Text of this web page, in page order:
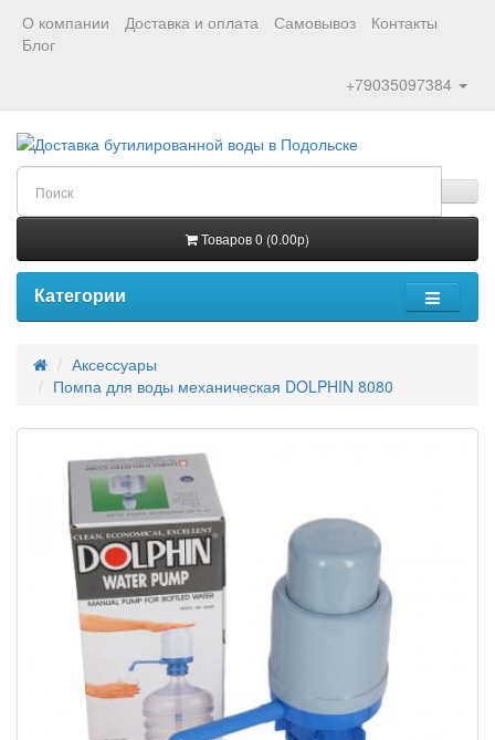
О компании Доставка и оплата Самовывоз
Контакты
Блог
+79035097384
Товаров 0 (0.00р)
Категории
Аксессуары
Помпа для воды механическая DOLPHIN 8080